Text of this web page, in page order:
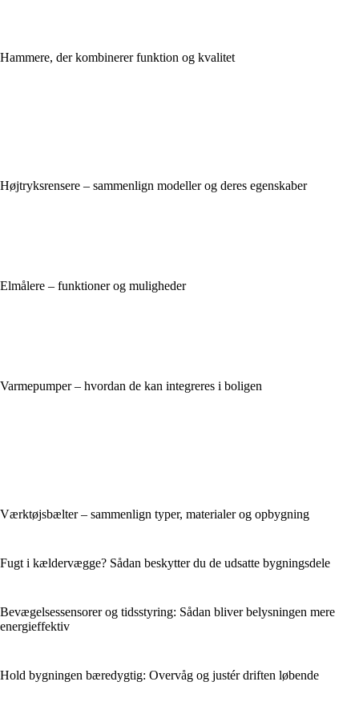
Hammere, der kombinerer funktion og kvalitet
Højtryksrensere – sammenlign modeller og deres egenskaber
Elmålere – funktioner og muligheder
Varmepumper – hvordan de kan integreres i boligen
Værktøjsbælter – sammenlign typer, materialer og opbygning
Fugt i kældervægge? Sådan beskytter du de udsatte bygningsdele
Bevægelsessensorer og tidsstyring: Sådan bliver belysningen mere
energieffektiv
Hold bygningen bæredygtig: Overvåg og justér driften løbende